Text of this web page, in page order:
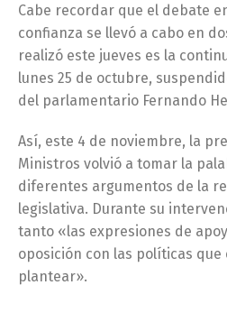
Cabe recordar que el debate
confianza se llevó a cabo en
realizó este jueves es la
lunes 25 de octubre,
del parlamentario Fernando
Así, este 4 de noviembre, la
Ministros volvió a tomar la
diferentes argumentos de la
legislativa. Durante su
tanto «las expresiones de
oposición con las políticas
plantear».